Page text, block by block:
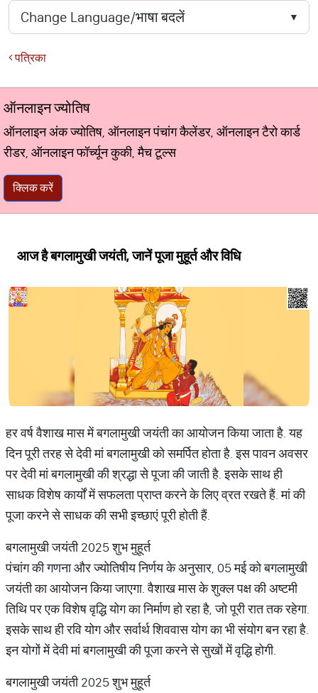
पत्रिका
ऑनलाइन ज्योतिष
ऑनलाइन अंक ज्योतिष, ऑनलाइन पंचांग कैलेंडर, ऑनलाइन टैरो कार्ड
रीडर, ऑनलाइन फॉर्च्यून कुकी, मैच टूल्स
क्लिक करें
आज है बगलामुखी जयंती, जानें पूजा मुहूर्त और विधि
हर वर्ष वैशाख मास में बगलामुखी जयंती का आयोजन किया जाता है. यह
दिन पूरी तरह से देवी मां बगलामुखी को समर्पित होता है. इस पावन अवसर
पर देवी मां बगलामुखी की श्रद्धा से पूजा की जाती है. इसके साथ ही
साधक विशेष कार्यों में सफलता प्राप्त करने के लिए व्रत रखते हैं. मां की
पूजा करने से साधक की सभी इच्छाएं पूरी होती हैं.
बगलामुखी जयंती 2025 शुभ मुहूर्त
पंचांग की गणना और ज्योतिषीय निर्णय के अनुसार, 05 मई को बगलामुखी
जयंती का आयोजन किया जाएगा. वैशाख मास के शुक्ल पक्ष की अष्टमी
तिथि पर एक विशेष वृद्धि योग का निर्माण हो रहा है, जो पूरी रात तक रहेगा.
इसके साथ ही रवि योग और सर्वार्थ शिववास योग का भी संयोग बन रहा है.
इन योगों में देवी मां बगलामुखी की पूजा करने से सुखों में वृद्धि होगी.
बगलामुखी जयंती 2025 शुभ मुहूर्त